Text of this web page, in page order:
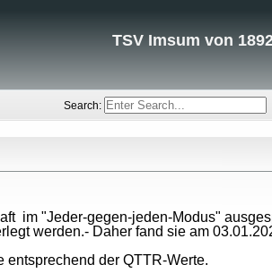
TSV Imsum von
Search:
im "Jeder-gegen-jeden-Modus"
werden.- Daher fand sie am
der QTTR-Werte.